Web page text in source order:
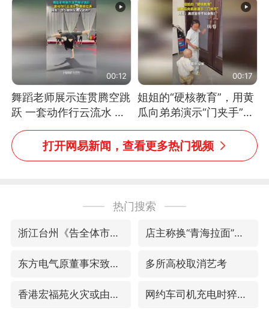
吗？”“或将成为首位考级
不带古筝的选手。”（来
源：新华每日电讯）
00:12
舞蹈老师展示连贯腾空跳
跃 一套动作行云流水 节
奏感拉满 网友：怎么做
到又舞又武的？
00:17
姐姐的“硬核教育”，用黄
瓜向弟弟演示“门夹手”，
网友：果然言传不如身
教！
打开网易新闻，查看更多热门视频
热门搜索
浙江台州《告全体市民书》 店主称换“青海拉面”招牌后生意更好
东方电气原董事宋致远被查 多所高校取消艺考
香港宏福苑火灾或由烟头引起 网约车司机充电时猝死保险拒赔